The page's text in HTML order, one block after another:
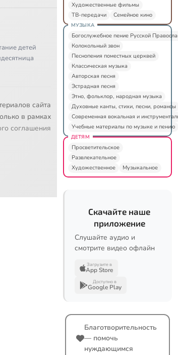
детей
сайта
в рамках
соглашения
Художественные фильмы
ТВ-передачи
Семейное кино
МУЗЫКА
Богослужебное пение Русской
Колокольный звон
Песнопения поместных церквей
Классическая музыка
Авторская песня
Эстрадная песня
Этно, фольклор, народная музыка
Духовные канты, стихи, песни, романсы
Современная вокальная и
Учебные материалы по музыке и пению
ДЕТЯМ
Просветительское
Развлекательное
Художественное
Музыкальное
Скачайте наше
приложение
Слушайте аудио и
смотрите видео офлайн
Загрузите в
App Store
Доступно в
Google Play
Благотворительность
— помочь
нуждающимся